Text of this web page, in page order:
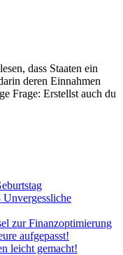
dass Staaten ein
deren Einnahmen
Frage: Erstellst auch du
zur Finanzoptimierung
aufgepasst!
leicht gemacht!